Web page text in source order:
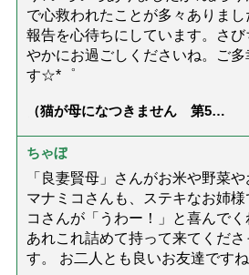
で心救われたことが多々ありま
報告を心待ちにしています。さ
やかにお過ごしくださいね。ご多
す☆*゜
（猫が母になつきません 第500
ちゃぼ
「良妻賢母」さんがお米や野菜
マナミコさんも、ステキなお姉様
コさんが「うわー！」と喜んでく
あれこれ詰めて持って来てくださ
す。 お二人とも良いお友達ですね